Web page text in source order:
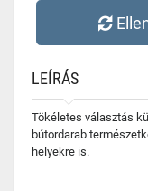
LEÍRÁS
Tökéletes választás
bútordarab
helyekre is.